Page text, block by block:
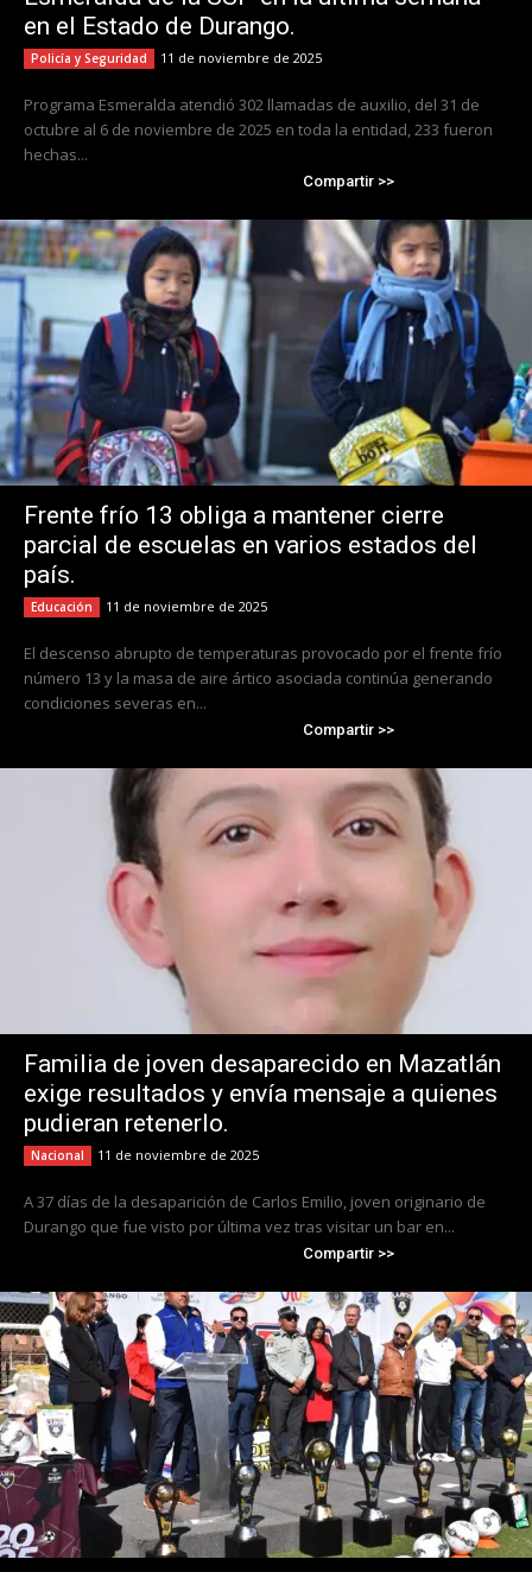
en el Estado de Durango.
Policía y Seguridad 11 de noviembre de 2025
Programa Esmeralda atendió 302 llamadas de auxilio, del 31 de
octubre al 6 de noviembre de 2025 en toda la entidad, 233 fueron
hechas...
Compartir >>
Frente frío 13 obliga a mantener cierre
parcial de escuelas en varios estados del
país.
Educación 11 de noviembre de 2025
El descenso abrupto de temperaturas provocado por el frente frío
número 13 y la masa de aire ártico asociada continúa generando
condiciones severas en...
Compartir >>
Familia de joven desaparecido en Mazatlán
exige resultados y envía mensaje a quienes
pudieran retenerlo.
Nacional 11 de noviembre de 2025
A 37 días de la desaparición de Carlos Emilio, joven originario de
Durango que fue visto por última vez tras visitar un bar en...
Compartir >>